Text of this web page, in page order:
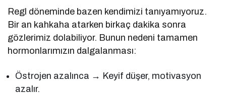
Regl döneminde bazen kendimizi tanıyamıyoruz.
Bir an kahkaha atarken birkaç dakika sonra
gözlerimiz dolabiliyor. Bunun nedeni tamamen
hormonlarımızın dalgalanması:
Östrojen azalınca → Keyif düşer, motivasyon
azalır.